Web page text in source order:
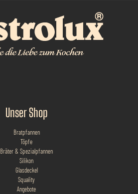
Unser Shop
Bratpfannen
Töpfe
Bräter & Spezialpfannen
Silikon
Glasdeckel
Squality
Angebote